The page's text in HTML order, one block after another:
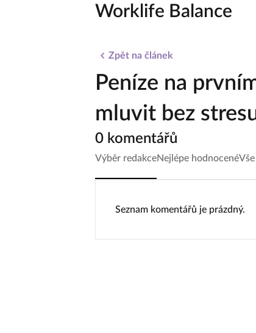
Worklife Balance
Zpět na článek
Peníze na
mluvit bez
0 komentářů
Výběr redakceNejlépe hodnocenéVše
Seznam komentářů je prázdný.